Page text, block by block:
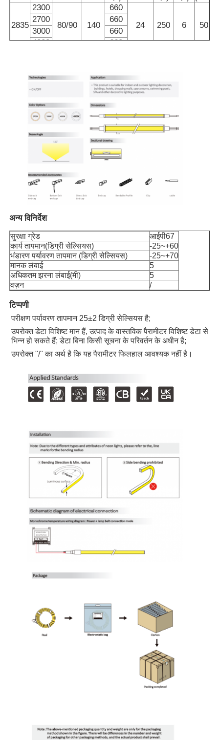
उत्पाद
हमारे बारे में
फैक्टरी यात्रा
गुणवत्ता नियंत्रण
हमसे संपर्क करें
समाचार
एक बोली का अनुरोध
नीयन पट्टी प्रकाश
दीवार वाशर पट्टी प्रकाश
360° एलईडी लाइट
थ्री-डी नीयन लाइट
नंगी एलईडी पट्टी
डीसी एलईडी मॉड्यूल
2835
2300
80/90
140
660
24
250 6 50
2700
660
3000
660
4000
660
अन्य विनिर्देश
सुरक्षा ग्रेड
आईपी67
कार्य तापमान(डिग्री सेल्सियस)
-25~+60
भंडारण पर्यावरण तापमान (डिग्री सेल्सियस)
-25~+70
मानक लंबाई
5
अधिकतम झरना लंबाई(मी)
5
वज़न
/
टिप्पणी
परीक्षण पर्यावरण तापमान 25±2 डिग्री सेल्सियस है;
उपरोक्त डेटा विशिष्ट मान हैं, उत्पाद के वास्तविक पैरामीटर विशिष्ट डेटा से
भिन्न हो सकते हैं; डेटा बिना किसी सूचना के परिवर्तन के अधीन है;
उपरोक्त "/" का अर्थ है कि यह पैरामीटर फिलहाल आवश्यक नहीं है।